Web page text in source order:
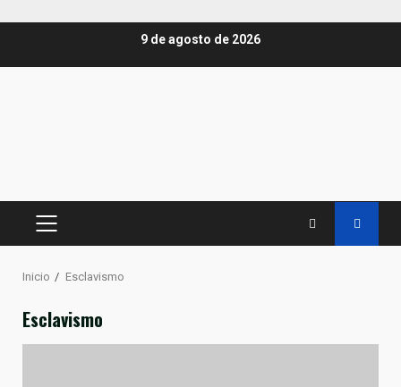
9 de agosto de 2026
MENÚ
Inicio Esclavismo
Esclavismo